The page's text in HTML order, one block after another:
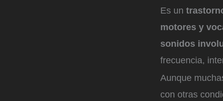
Es un
motores y
sonidos
frecuencia,
Aunque
con otras